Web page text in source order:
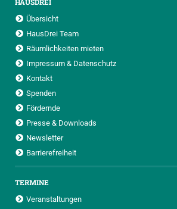
Übersicht
HausDrei Team
Räumlichkeiten mieten
Impressum & Datenschutz
Kontakt
Spenden
Fördernde
Presse & Downloads
Newsletter
Barrierefreiheit
TERMINE
Veranstaltungen